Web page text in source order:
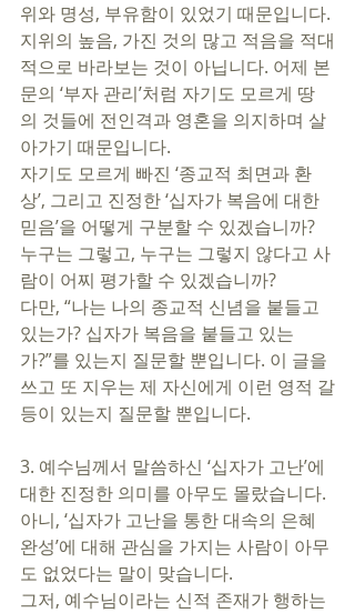
위와 명성, 부유함이 있었기 때문입니다.
지위의 높음, 가진 것의 많고 적음을 적대
적으로 바라보는 것이 아닙니다. 어제 본
문의 ‘부자 관리’처럼 자기도 모르게 땅
의 것들에 전인격과 영혼을 의지하며 살
아가기 때문입니다.
자기도 모르게 빠진 ‘종교적 최면과 환
상’, 그리고 진정한 ‘십자가 복음에 대한
믿음’을 어떻게 구분할 수 있겠습니까?
누구는 그렇고, 누구는 그렇지 않다고 사
람이 어찌 평가할 수 있겠습니까?
다만, “나는 나의 종교적 신념을 붙들고
있는가? 십자가 복음을 붙들고 있는
가?”를 있는지 질문할 뿐입니다. 이 글을
쓰고 또 지우는 제 자신에게 이런 영적 갈
등이 있는지 질문할 뿐입니다.
3. 예수님께서 말씀하신 ‘십자가 고난’에
대한 진정한 의미를 아무도 몰랐습니다.
아니, ‘십자가 고난을 통한 대속의 은혜
완성’에 대해 관심을 가지는 사람이 아무
도 없었다는 말이 맞습니다.
그저, 예수님이라는 신적 존재가 행하는